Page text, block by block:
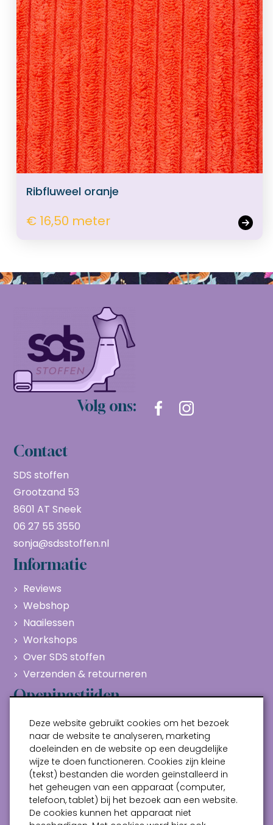
Ribfluweel oranje
€ 16,50 meter
Volg ons:
Contact
SDS stoffen
Grootzand 53
8601 AT Sneek
06 27 55 3550
sonja@sdsstoffen.nl
Informatie
Reviews
Webshop
Naailessen
Workshops
Over SDS stoffen
Verzenden & retourneren
Openingstijden
Maandag
Gesloten
Dinsdag
10:00 - 17:00
Woensdag
10:00 - 17:00
Donderdag
10:00 - 17:00
Vrijdag
10:00 - 17:00
Zaterdag
10:00 - 17:00
Deze website gebruikt cookies om het bezoek
naar de website te analyseren, marketing
doeleinden en de website op een deugdelijke
wijze te doen functioneren. Cookies zijn kleine
(tekst) bestanden die worden geïnstalleerd in
het geheugen van een apparaat (computer,
telefoon, tablet) bij het bezoek aan een website.
De cookies kunnen het apparaat niet